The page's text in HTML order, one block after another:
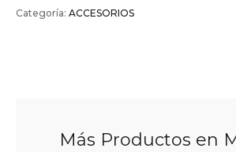
Categoría: ACCESORIOS
Más Productos en